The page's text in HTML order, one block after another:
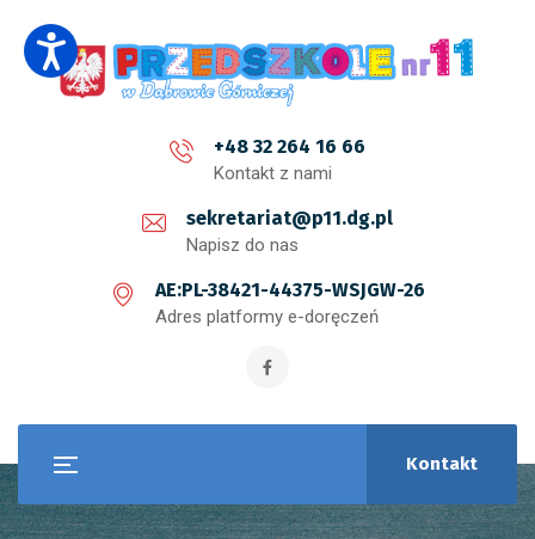
+48 32 264 16 66
Kontakt z nami
sekretariat@p11.dg.pl
Napisz do nas
AE:PL-38421-44375-WSJGW-26
Adres platformy e-doręczeń
Kontakt